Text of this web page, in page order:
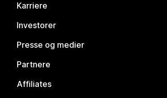
Karriere
Investorer
Presse og medier
Partnere
Affiliates